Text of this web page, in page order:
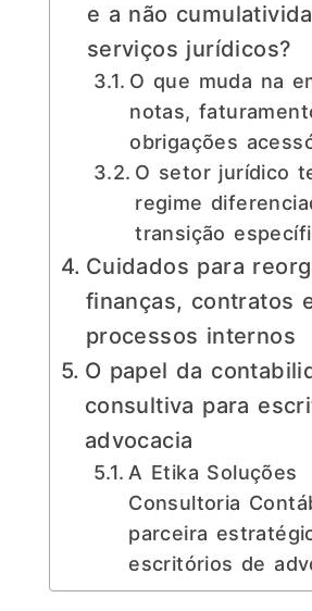
e a não
serviços jurídicos?
O que muda na
notas,
obrigações
O setor jurídico
regime
transição
Cuidados para
finanças, contratos
processos internos
O papel da
consultiva para
advocacia
A Etika Soluções
Consultoria
parceira
escritórios de